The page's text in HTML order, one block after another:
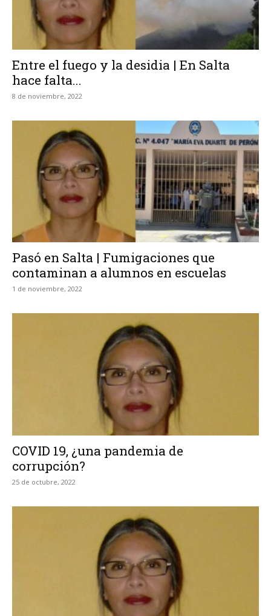
Entre el fuego y la desidia | En Salta
hace falta...
8 de noviembre, 2022
Pasó en Salta | Fumigaciones que
contaminan a alumnos en escuelas
1 de noviembre, 2022
COVID 19, ¿una pandemia de
corrupción?
25 de octubre, 2022